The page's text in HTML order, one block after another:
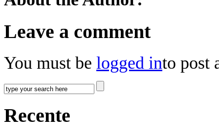
Leave a comment
You must be logged into post
Recente